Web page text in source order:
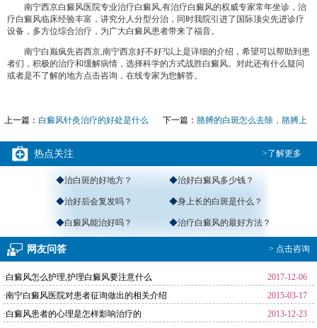
南宁西京白癜风医院专业治疗白癜风,有治疗白癜风的权威专家常年坐诊，治
疗白癜风临床经验丰富，讲究分人分型分治，同时我院引进了国际顶尖先进诊疗
设备，多方位综合治疗，为广大白癜风患者带来了福音。
南宁白巅疯先咨西京,南宁西京好不好?以上是详细的介绍，希望可以帮助到患
者们，积极的治疗和缓解病情，选择科学的方式战胜白癜风。对此还有什么疑问
或者是不了解的地方点击咨询，在线专家为您解答。
上一篇： 白癜风针灸治疗的好处是什么 下一篇： 胳膊的白斑怎么去除，胳膊上
热点关注 >了解更多
◆治白斑的好地方？ ◆治好白癜风多少钱？
◆治好后会复发吗？ ◆身上长的白斑是什么？
◆白癜风能治好吗？ ◆治疗白癜风的最好方法？
网友问答 > 点击咨询
·白癜风怎么护理,护理白癜风要注意什么
2017-12-06
·南宁白癜风医院对患者征询做出的相关介绍
2015-03-17
·白癜风患者的心理是怎样影响治疗的
2013-12-23